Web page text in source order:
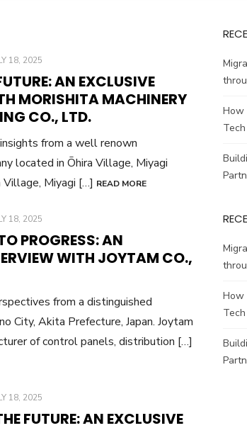
18, 2025
AN EXCLUSIVE
MORISHITA MACHINERY
CO., LTD.
from a well renown
located in Ōhira Village, Miyagi
Village, Miyagi […] READ MORE
18, 2025
PROGRESS: AN
WITH JOYTAM CO.,
from a distinguished
City, Akita Prefecture, Japan. Joytam
of control panels, distribution […]
18, 2025
FUTURE: AN EXCLUSIVE
How
Tech
How
Tech